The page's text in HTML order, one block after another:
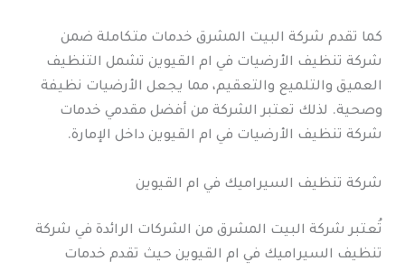
كما تقدم شركة البيت المشرق خدمات متكاملة ضمن
شركة تنظيف الأرضيات في ام القيوين تشمل التنظيف
العميق والتلميع والتعقيم، مما يجعل الأرضيات نظيفة
وصحية. لذلك تعتبر الشركة من أفضل مقدمي خدمات
شركة تنظيف الأرضيات في ام القيوين داخل الإمارة.
شركة تنظيف السيراميك في ام القيوين
تُعتبر شركة البيت المشرق من الشركات الرائدة في شركة
تنظيف السيراميك في ام القيوين حيث تقدم خدمات